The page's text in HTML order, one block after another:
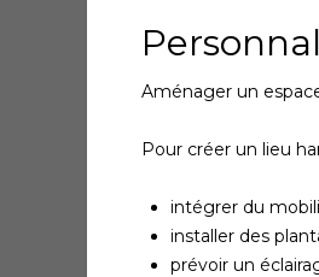
Aménager un
Pour créer un lieu
intégrer du
installer des
prévoir un